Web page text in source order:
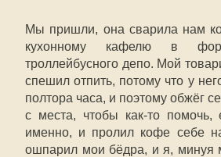
Мы пришли, она сварила нам
кухонному кафелю в
троллейбусного депо. Мой
спешил отпить, потому что у
полтора часа, и поэтому обжёг
с места, чтобы как-то
именно, и пролил кофе себе
ошпарил мои бёдра, и я, минуя